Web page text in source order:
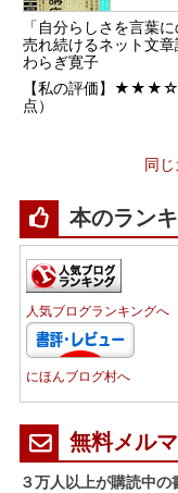
「自分らしさを言葉
売れ続けるネット文章
わらぎ寛子
【私の評価】
点）
同
本のラン
人気ブログランキングへ
にほんブログ村へ
無料メル
３万人以上が購読中